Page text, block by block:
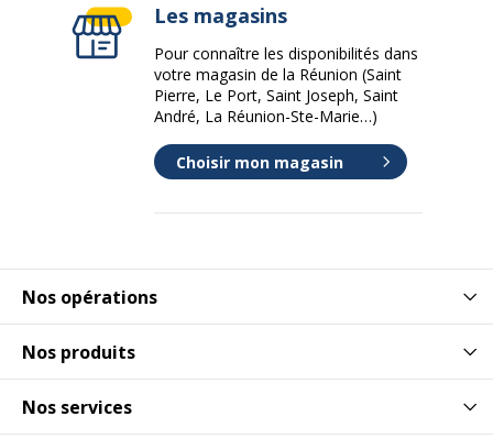
Marque
Référence produit fabricant 4872748
Dimensions et poids
8 cm
Profondeur 11.5 cm
Nos opérations
Nos produits
Nos services
Les magasins
Pour connaître les disponibilités dans
votre magasin de la Réunion (Saint
Pierre, Le Port, Saint Joseph, Saint
André, La Réunion-Ste-Marie…)
Choisir mon magasin